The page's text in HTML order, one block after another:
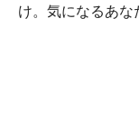
け。気になるあな